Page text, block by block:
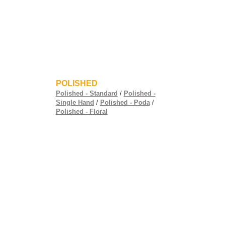
POLISHED
Polished - Standard / Polished -
Single Hand / Polished - Poda/
Polished - Floral